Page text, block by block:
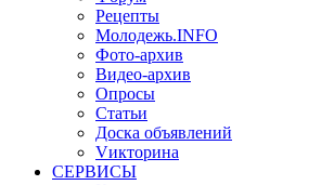
Рецепты
Молодежь.INFO
Фото-архив
Видео-архив
Опросы
Статьи
Доска объявлений
Vикторина
СЕРВИСЫ